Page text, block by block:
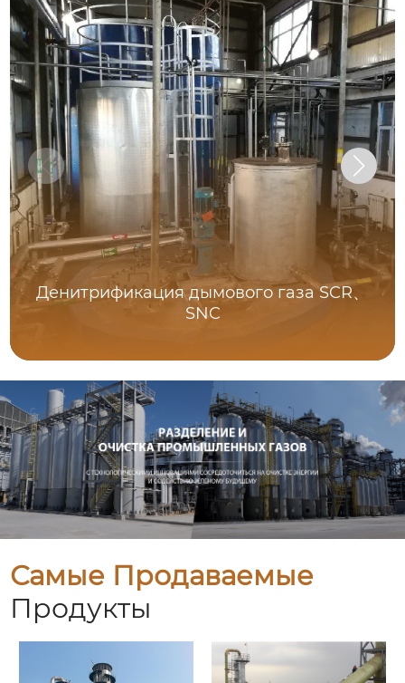
Денитрификация дымового газа SCR、
SNC
Самые Продаваемые
Продукты